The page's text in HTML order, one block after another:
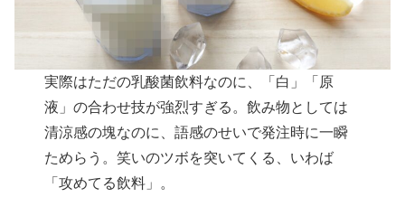
実際はただの乳酸菌飲料なのに、「白」「原
液」の合わせ技が強烈すぎる。飲み物としては
清涼感の塊なのに、語感のせいで発注時に一瞬
ためらう。笑いのツボを突いてくる、いわば
「攻めてる飲料」。